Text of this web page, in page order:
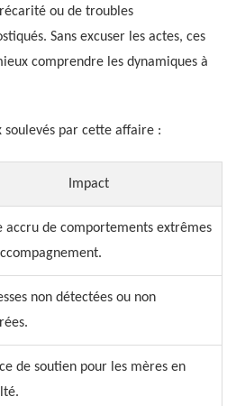
ou de troubles
Sans excuser les actes, ces
comprendre les dynamiques à
soulevés par cette affaire :
Impact
accru de comportements extrêmes
non détectées ou non
de soutien pour les mères en